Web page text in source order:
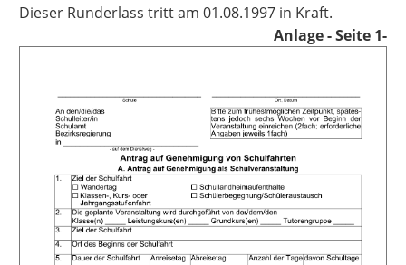
Dieser Runderlass tritt am 01.08.1997 in Kraft.
Anlage- Seite 1-